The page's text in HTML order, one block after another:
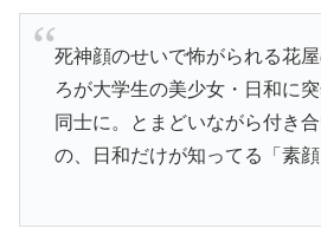
死神顔のせいで怖がられる花
ろが大学生の美少女・日和に
同士に。とまどいながら付き
の、日和だけが知ってる「素